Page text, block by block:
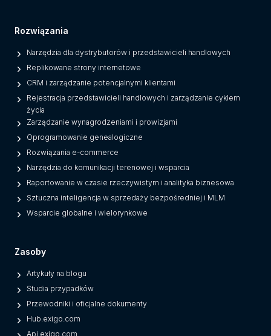
Rozwiązania
Narzędzia dla dystrybutorów i przedstawicieli handlowych
Replikowane strony internetowe
CRM i zarządzanie potencjalnymi klientami
Rejestracja przedstawicieli handlowych i zarządzanie cyklem
życia
Zarządzanie wynagrodzeniami i prowizjami
Oprogramowanie genealogiczne
Rozwiązania e-commerce
Narzędzia do komunikacji terenowej i wsparcia
Raportowanie w czasie rzeczywistym i analityka biznesowa
Sztuczna inteligencja w sprzedaży bezpośredniej i MLM
Wsparcie globalne i wielorynkowe
Zasoby
Artykuły na blogu
Studia przypadków
Przewodniki i oficjalne dokumenty
Hub.exigo.com
Api.exigo.com